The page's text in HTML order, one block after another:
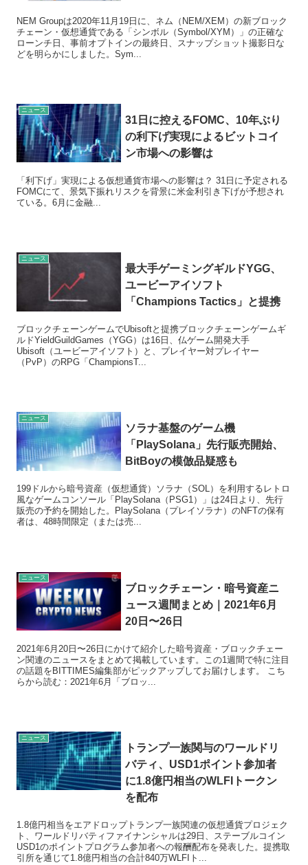
NEM Groupは2020年11月19日に、ネム（NEM/XEM）の新ブロック
チェーン・仮想通貨である「シンボル（Symbol/XYM）」の正確な
ローンチ日、事前オプトインの最終日、スナップショット撮影日な
どを明らかにしました。Sym...
ニュース
31日に控えるFOMC、10年ぶり
の利下げ実現によるビットコイ
ン市場への影響は
「利下げ」実現による仮想通貨市場への影響は？ 31日に予定される
FOMCにて、景気下振れリスクを背景に米金利引き下げが予想され
ている。6月に金融...
ニュース
最大手ゲーミングギルドYGG、
ユービーアイソフト
「Champions Tactics」と提携
ブロックチェーンゲームでUbisoftと提携ブロックチェーンゲームギ
ルドYieldGuildGames（YGG）は16日、仏ゲーム開発大手
Ubisoft（ユービーアイソフト）と、プレイヤー対プレイヤー
（PvP）のRPG「ChampionsT...
ニュース
ソラナ基盤のゲーム機
「PlaySolana」先行販売開始、
BitBoyの模倣品疑惑も
199ドルから暗号資産（仮想通貨）ソラナ（SOL）を利用するレトロ
風なゲームコンソール「PlaySolana（PSG1）」は24日より、先行
販売の予約を開始した。PlaySolana（プレイソラナ）のNFTの保有
者は、48時間限定（または売...
ニュース
ブロックチェーン・暗号資産ニ
ュース週間まとめ｜2021年6月
20日〜26日
2021年6月20日〜26日にかけて紹介した暗号資産・ブロックチェー
ン関連のニュースをまとめて掲載しています。この1週間で特に注目
の話題をBITTIMES編集部がピックアップしてお届けします。 こち
らから読む：2021年6月「ブロッ...
ニュース
トランプ一族関与のワールドリ
バティ、USD1ポイント参加者
に1.8億円相当のWLFIトークン
を配布
1.8億円相当をエアドロップトランプ一族関連の仮想通貨プロジェク
ト、ワールドリバティファイナンシャルは29日、ステーブルコイン
USD1のポイントプログラム参加者への報酬配布を発表した。提携取
引所を通じて1.8億円相当の合計840万WLFIト...